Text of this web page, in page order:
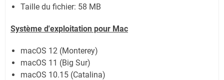
Taille du fichier: 58 MB
Système d'exploitation pour Mac
macOS 12 (Monterey)
macOS 11 (Big Sur)
macOS 10.15 (Catalina)